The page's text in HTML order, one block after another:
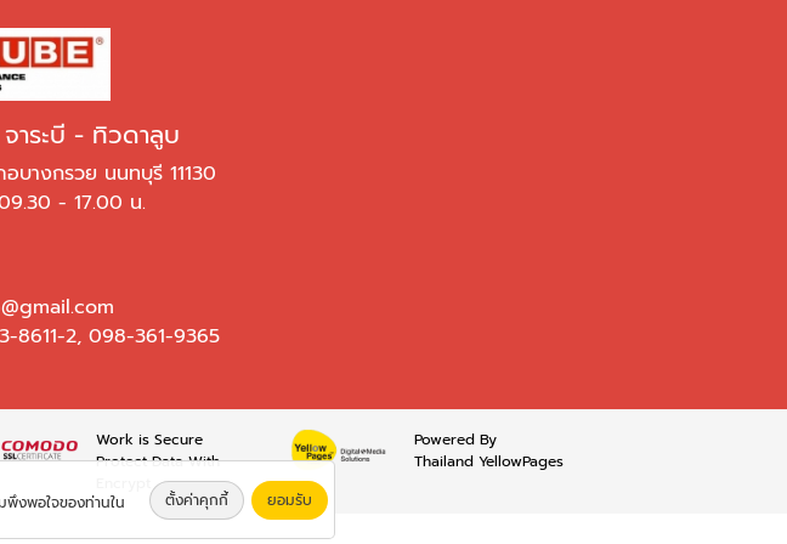
าระบี - ทิวดาลูบ
างกรวย นนทบุรี 11130
- 17.00 น.
8611-2, 098-361-9365
Work is Secure
Protect Data With
Powered By
Thailand YellowPages
พึงพอใจของท่านใน
ตั้งค่าคุกกี้ ยอมรับ